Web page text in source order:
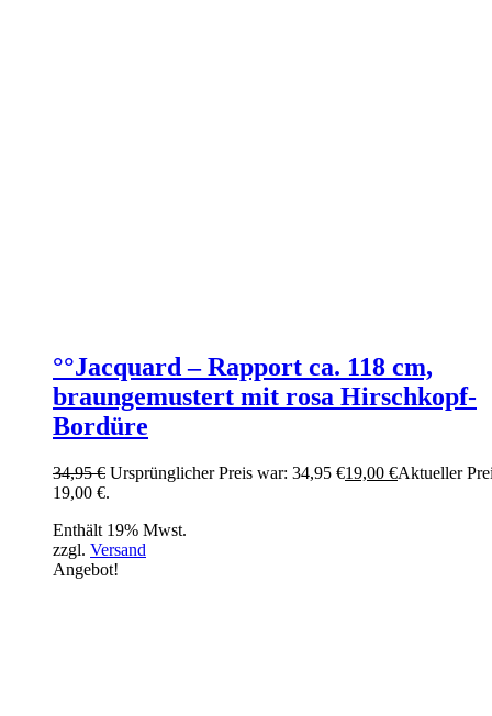
°°Jacquard – Rapport ca. 118 cm,
braungemustert mit rosa Hirschkopf-
Bordüre
34,95€ Ursprünglicher Preis war: 34,95 €19,00 €Aktueller
19,00 €.
Enthält 19% Mwst.
zzgl. Versand
Angebot!